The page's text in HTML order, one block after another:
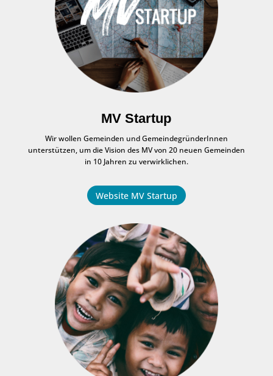
MV Startup
Wir wollen Gemeinden und GemeindegründerInnen
unterstützen, um die Vision des MV von 20 neuen Gemeinden
in 10 Jahren zu verwirklichen.
Website MV Startup